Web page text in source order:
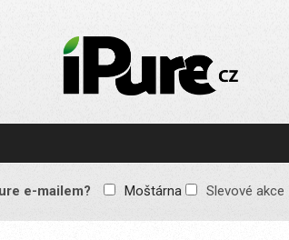
IPURE.CZ
Prémiový Apple e-
reklamy, žádné
obsah pro všechny
e-mailem? Moštárna Slevové akce